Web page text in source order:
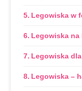
Legowiska w
Legowiska na
Legowiska
Legowiska –